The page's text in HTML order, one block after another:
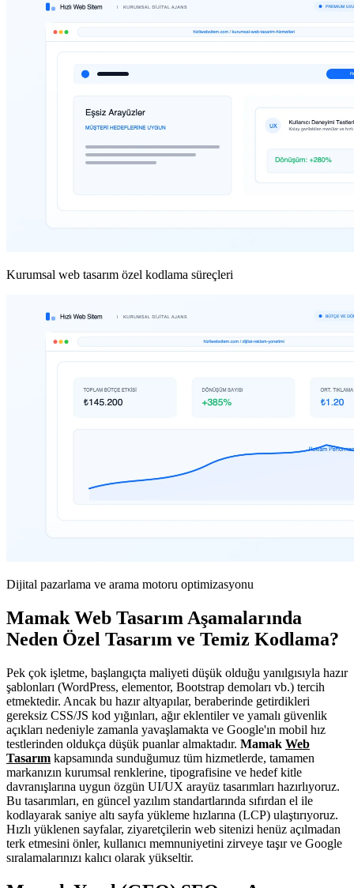
Kurumsal web tasarım özel kodlama süreçleri
Dijital pazarlama ve arama motoru optimizasyonu
Mamak Web Tasarım Aşamalarında
Neden Özel Tasarım ve Temiz Kodlama?
Pek çok işletme, başlangıçta maliyeti düşük olduğu yanılgısıyla hazır
şablonları (WordPress, elementor, Bootstrap demoları vb.) tercih
etmektedir. Ancak bu hazır altyapılar, beraberinde getirdikleri
gereksiz CSS/JS kod yığınları, ağır eklentiler ve yamalı güvenlik
açıkları nedeniyle zamanla yavaşlamakta ve Google'ın mobil hız
testlerinden oldukça düşük puanlar almaktadır. Mamak Web
Tasarım kapsamında sunduğumuz tüm hizmetlerde, tamamen
markanızın kurumsal renklerine, tipografisine ve hedef kitle
davranışlarına uygun özgün UI/UX arayüz tasarımları hazırlıyoruz.
Bu tasarımları, en güncel yazılım standartlarında sıfırdan el ile
kodlayarak saniye altı sayfa yükleme hızlarına (LCP) ulaştırıyoruz.
Hızlı yüklenen sayfalar, ziyaretçilerin web sitenizi henüz açılmadan
terk etmesini önler, kullanıcı memnuniyetini zirveye taşır ve Google
sıralamalarınızı kalıcı olarak yükseltir.